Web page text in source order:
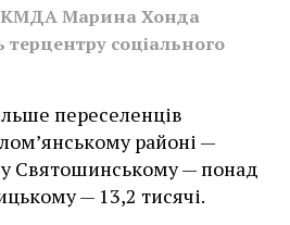
КМДА Марина Хонда
терцентру соціального
переселенців
районі —
у Святошинському — понад
— 13,2 тисячі.